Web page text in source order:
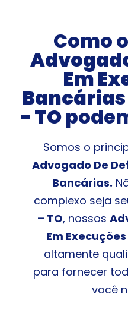
Como
Em
Bancárias
- TO
Somos o
Advogado De
Bancárias.
complexo seja
– TO, nossos
Em
altamente
para fornecer
você